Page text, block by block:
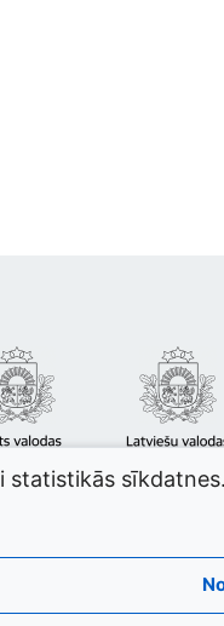
statistikās sīkdatnes.